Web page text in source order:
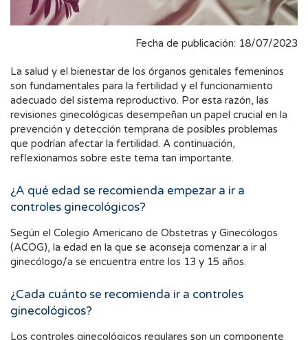
Fecha de publicación: 18/07/2023
La salud y el bienestar de los órganos genitales femeninos
son fundamentales para la fertilidad y el funcionamiento
adecuado del sistema reproductivo. Por esta razón, las
revisiones ginecológicas desempeñan un papel crucial en la
prevención y detección temprana de posibles problemas
que podrían afectar la fertilidad. A continuación,
reflexionamos sobre este tema tan importante.
¿A qué edad se recomienda empezar a ir a
controles ginecológicos?
Según el Colegio Americano de Obstetras y Ginecólogos
(ACOG), la edad en la que se aconseja comenzar a ir al
ginecólogo/a se encuentra entre los 13 y 15 años.
¿Cada cuánto se recomienda ir a controles
ginecológicos?
Los controles ginecológicos regulares son un componente